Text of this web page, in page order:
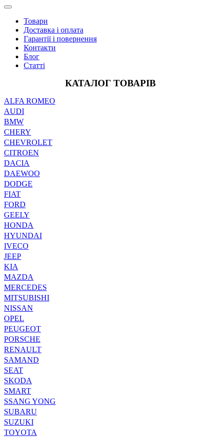
Товари
Доставка і оплата
Гарантії і повернення
Контакти
Блог
Статті
КАТАЛОГ ТОВАРІВ
ALFA ROMEO
AUDI
BMW
CHERY
CHEVROLET
CITROEN
DACIA
DAEWOO
DODGE
FIAT
FORD
GEELY
HONDA
HYUNDAI
IVECO
JEEP
KIA
MAZDA
MERCEDES
MITSUBISHI
NISSAN
OPEL
PEUGEOT
PORSCHE
RENAULT
SAMAND
SEAT
SKODA
SMART
SSANG YONG
SUBARU
SUZUKI
TOYOTA